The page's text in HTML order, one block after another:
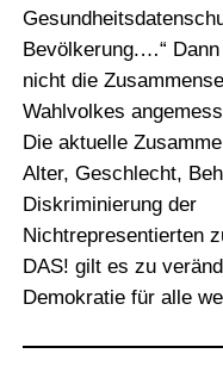
Bevölkerung.…“
nicht die
Wahlvolkes
Die aktuelle
Alter, Geschlecht,
Diskriminierung der
Nichtrepresentierten
DAS! gilt es zu
Demokratie für alle